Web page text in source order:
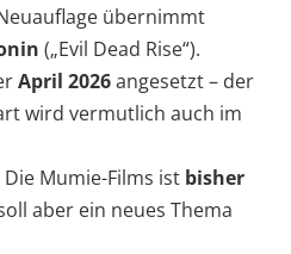
übernimmt
(„Evil Dead Rise“).
April 2026angesetzt – der
wird vermutlich auch im
Mumie-Films ist bisher
aber ein neues Thema